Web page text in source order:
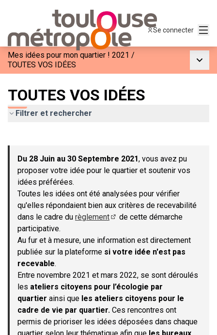
Se connecter
Mes idées pour mon quartier ! 2021 /
TOUTES VOS IDÉES
TOUTES VOS IDÉES
Filtrer et rechercher
−
Du 28 Juin au 30 Septembre 2021, vous avez pu
proposer votre idée pour le quartier et soutenir vos
idées préférées.
Toutes les idées ont été analysées pour vérifier
qu'elles répondaient bien aux critères de recevabilité
dans le cadre du règlement
de cette démarche
participative.
Au fur et à mesure, une information est directement
publiée sur la plateforme si votre idée n'est pas
recevable.
Entre novembre 2021 et mars 2022, se sont déroulés
les ateliers citoyens pour l’écologie par
quartier ainsi que les ateliers citoyens pour le
cadre de vie par quartier. Ces rencontres ont
permis de prioriser les idées déposées dans chaque